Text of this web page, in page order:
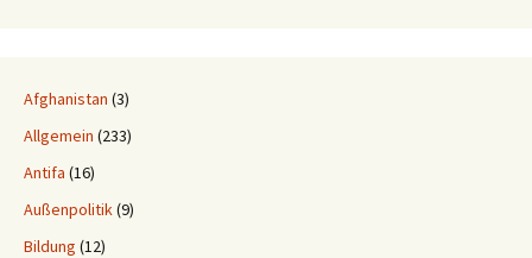
Afghanistan (3)
Allgemein (233)
Antifa (16)
Außenpolitik(9)
Bildung (12)